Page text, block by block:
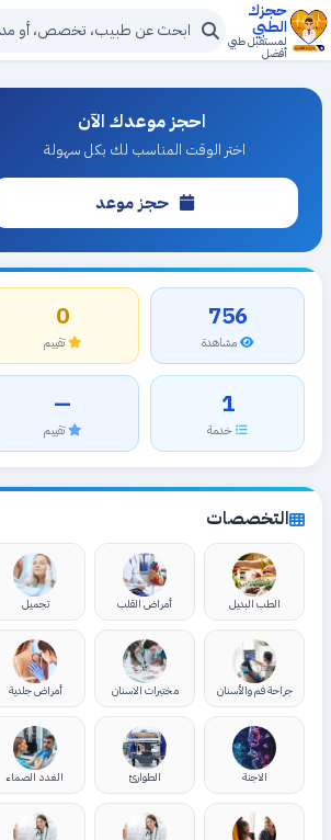
حجزك
الطبي
لمستقبل طبي
أفضل
احجز موعدك الآن
اختر الوقت المناسب لك بكل سهولة
حجز موعد
756
مشاهدة
0
تقييم
1
خدمة
—
تقييم
التخصصات
الطب البديل أمراض القلب تجميل
جراحة فم والأسنان مختبرات الاسنان أمراض جلدية
الاجنة الطوارئ الغدد الصماء